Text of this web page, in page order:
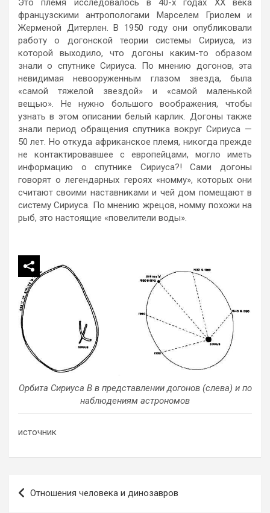
Это племя исследовалось в 40-х годах XX века
французскими антропологами Марселем Гриолем и
Жерменой Дитерлен. В 1950 году они опубликовали
работу о догонской теории системы Сириуса, из
которой выходило, что догоны каким-то образом
знали о спутнике Сириуса. По мнению догонов, эта
невидимая невооруженным глазом звезда, была
«самой тяжелой звездой» и «самой маленькой
вещью». Не нужно большого воображения, чтобы
узнать в этом описании белый карлик. Догоны также
знали период обращения спутника вокруг Сириуса —
50 лет. Но откуда африканское племя, никогда прежде
не контактировавшее с европейцами, могло иметь
информацию о спутнике Сириуса?! Сами догоны
говорят о легендарных героях «номму», которых они
считают своими наставниками и чей дом помещают в
систему Сириуса. По мнению жрецов, номму похожи на
рыб, это настоящие «повелители воды».
Орбита Сириуса В в представлении догонов (слева) и по
наблюдениям астрономов
источник
Навигация
по
Отношения человека и динозавров